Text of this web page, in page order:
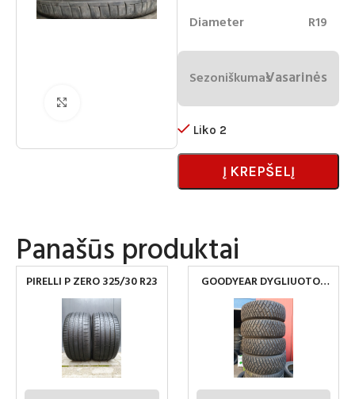
Spustelėkite norėdami padidinti
Diameter R19
SezoniškumasVasarinės
Liko 2
Į KREPŠELĮ
Panašūs produktai
PIRELLI P ZERO 325/30 R23
GOODYEAR DYGLIUOTOS
265/70R16